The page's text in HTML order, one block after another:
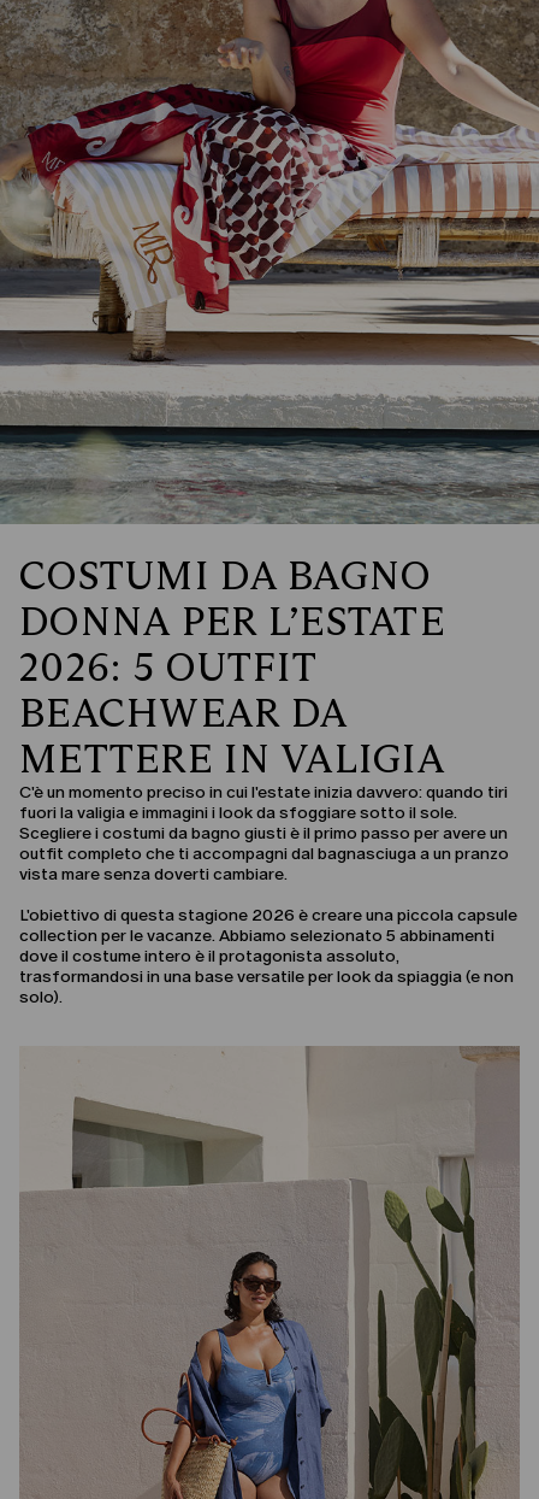
COSTUMI DA BAGNO
DONNA PER L’ESTATE
2026: 5 OUTFIT
BEACHWEAR DA
METTERE IN VALIGIA
C'è un momento preciso in cui l'estate inizia davvero: quando tiri
fuori la valigia e immagini i look da sfoggiare sotto il sole.
Scegliere i costumi da bagno giusti è il primo passo per avere un
outfit completo che ti accompagni dal bagnasciuga a un pranzo
vista mare senza doverti cambiare.
L'obiettivo di questa stagione 2026 è creare una piccola capsule
collection per le vacanze. Abbiamo selezionato 5 abbinamenti
dove il costume intero è il protagonista assoluto,
trasformandosi in una base versatile per look da spiaggia (e non
solo).